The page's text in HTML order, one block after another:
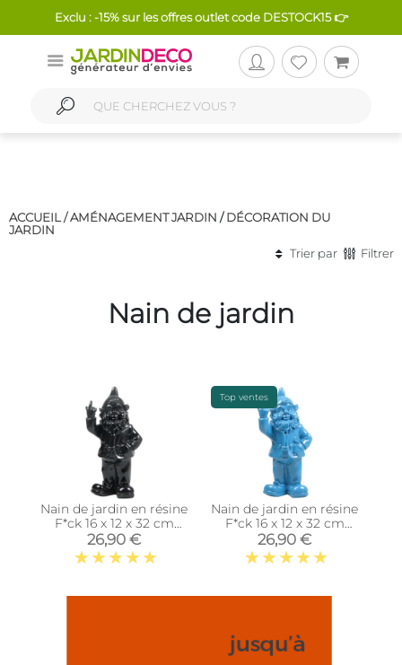
Exclu : -15% sur les offres outlet code DESTOCK15 👉
ACCUEIL /AMÉNAGEMENT JARDIN /DÉCORATION DU
JARDIN
Trier par
Filtrer
Nain de jardin
Nain de jardin en résine
F*ck 16 x 12 x 32 cm
(Noir)
26,90 €
Top ventes
Nain de jardin en résine
F*ck 16 x 12 x 32 cm
(Bleu)
26,90 €